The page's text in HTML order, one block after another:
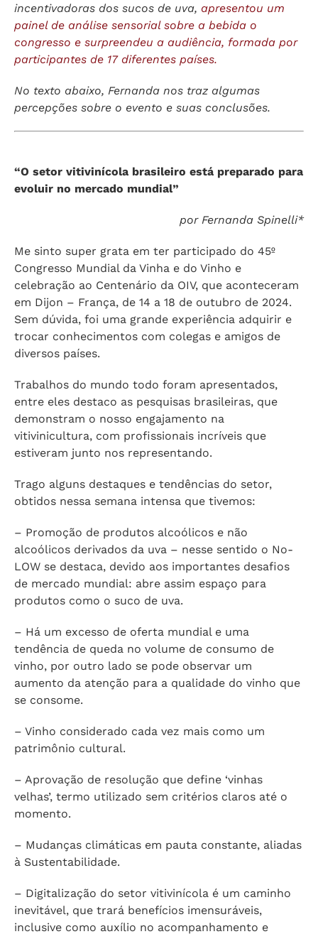
incentivadoras dos sucos de uva, apresentou um
painel de análise sensorial sobre a bebida o
congresso e surpreendeu a audiência, formada por
participantes de 17 diferentes países.
No texto abaixo, Fernanda nos traz algumas
percepções sobre o evento e suas conclusões.
“O setor vitivinícola brasileiro está preparado para
evoluir no mercado mundial”
por Fernanda Spinelli*
Me sinto super grata em ter participado do 45º
Congresso Mundial da Vinha e do Vinho e
celebração ao Centenário da OIV, que aconteceram
em Dijon – França, de 14 a 18 de outubro de 2024.
Sem dúvida, foi uma grande experiência adquirir e
trocar conhecimentos com colegas e amigos de
diversos países.
Trabalhos do mundo todo foram apresentados,
entre eles destaco as pesquisas brasileiras, que
demonstram o nosso engajamento na
vitivinicultura, com profissionais incríveis que
estiveram junto nos representando.
Trago alguns destaques e tendências do setor,
obtidos nessa semana intensa que tivemos:
– Promoção de produtos alcoólicos e não
alcoólicos derivados da uva – nesse sentido o No-
LOW se destaca, devido aos importantes desafios
de mercado mundial: abre assim espaço para
produtos como o suco de uva.
– Há um excesso de oferta mundial e uma
tendência de queda no volume de consumo de
vinho, por outro lado se pode observar um
aumento da atenção para a qualidade do vinho que
se consome.
– Vinho considerado cada vez mais como um
patrimônio cultural.
– Aprovação de resolução que define ‘vinhas
velhas’, termo utilizado sem critérios claros até o
momento.
– Mudanças climáticas em pauta constante, aliadas
à Sustentabilidade.
– Digitalização do setor vitivinícola é um caminho
inevitável, que trará benefícios imensuráveis,
inclusive como auxílio no acompanhamento e